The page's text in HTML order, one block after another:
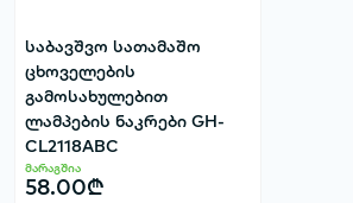
საბავშვო სათამაშო
ცხოველების
გამოსახულებით
ლამპების ნაკრები GH-
CL2118ABC
მარაგშია
58.00₾